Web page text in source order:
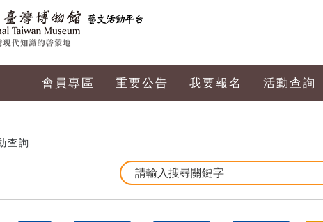
會員專區 重要公告 我要報名 活動查詢
查詢